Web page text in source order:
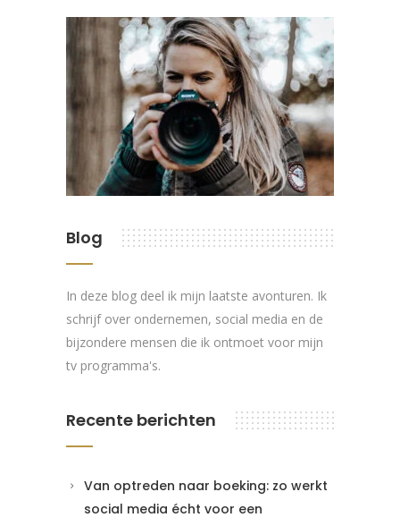
Blog
In deze blog deel ik mijn laatste avonturen. Ik
schrijf over ondernemen, social media en de
bijzondere mensen die ik ontmoet voor mijn
tv programma's.
Recente berichten
Van optreden naar boeking: zo werkt
social media écht voor een